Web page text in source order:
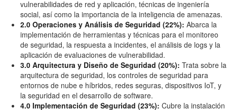
vulnerabilidades de red y aplicación, técnicas de ingeniería
social, así como la importancia de la inteligencia de amenazas.
2.0 Operaciones y Análisis de Seguridad (22%): Abarca la
implementación de herramientas y técnicas para el monitoreo
de seguridad, la respuesta a incidentes, el análisis de logs y la
aplicación de evaluaciones de vulnerabilidad.
3.0 Arquitectura y Diseño de Seguridad (20%): Trata sobre la
arquitectura de seguridad, los controles de seguridad para
entornos de nube e híbridos, redes seguras, dispositivos IoT, y
la seguridad en el desarrollo de software.
4.0 Implementación de Seguridad (23%): Cubre la instalación